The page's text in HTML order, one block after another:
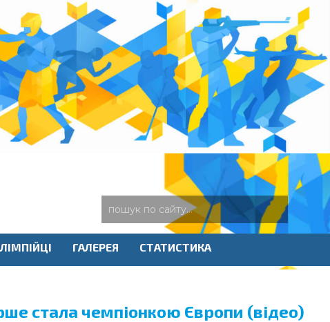
ГАЛЕРЕЯ СТАТИСТИКА
стала чемпіонкою Європи (відео)